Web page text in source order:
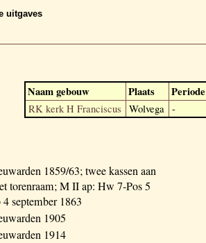
uitgaves
Naam gebouw Plaats Periode
RK kerk H Franciscus Wolvega -
1859/63; twee kassen aan
torenraam; M II ap: Hw 7-Pos 5
september 1863
1905
1914